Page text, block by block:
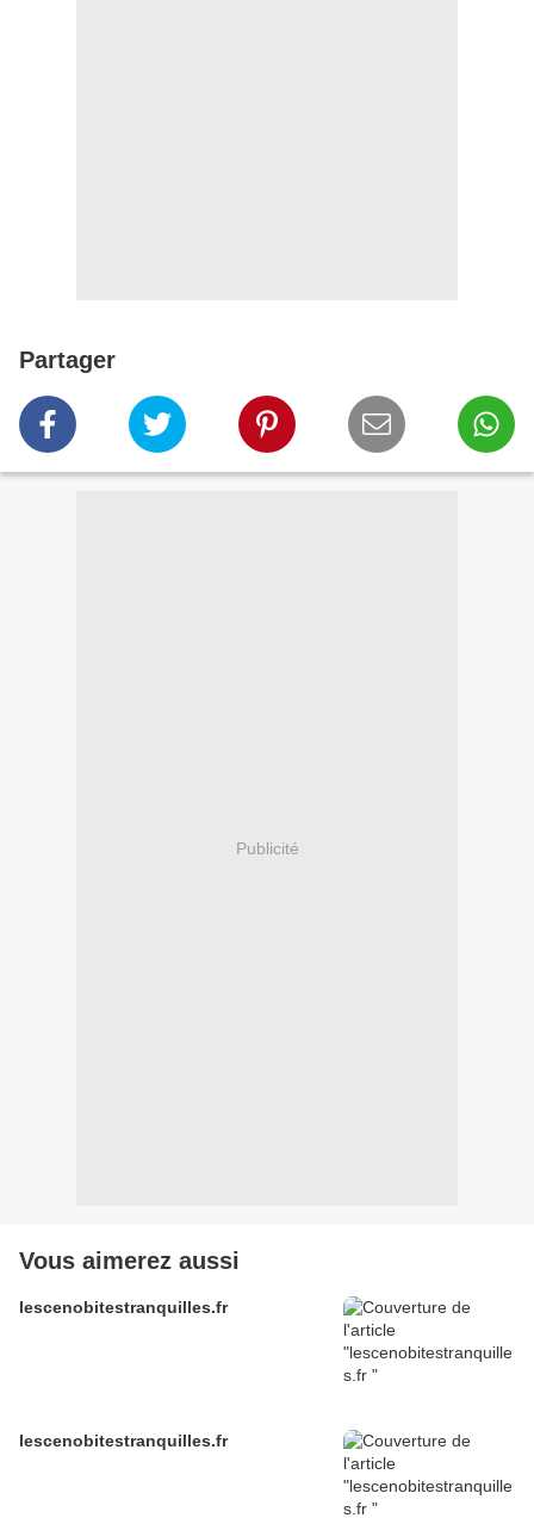
Partager
Publicité
Vous aimerez aussi
lescenobitestranquilles.fr
lescenobitestranquilles.fr